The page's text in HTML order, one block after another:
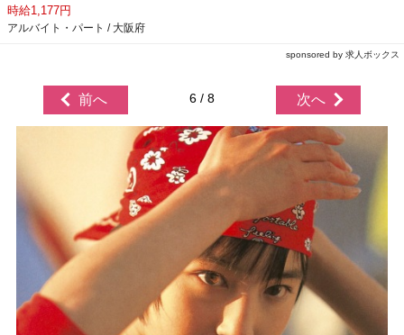
時給1,177円
アルバイト・パート / 大阪府
sponsored by 求人ボックス
前へ 6 / 8 次へ